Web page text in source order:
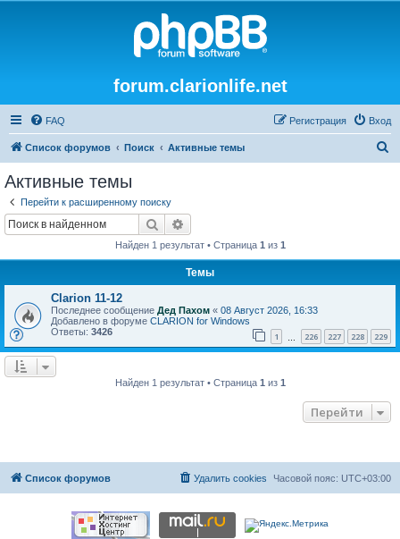
forum.clarionlife.net
FAQ Вход
Регистрация
Список форумов Поиск Активные темы
Активные темы
Перейти к расширенному поиску
Поиск
Найден 1 результат • Страница 1 из 1
Темы
Clarion 11-12
Последнее сообщение Дед Пахом « 08 Август 2026, 16:33
Добавлено в форуме CLARION for Windows
Ответы: 3426 1 226 227 228 229
Найден 1 результат • Страница 1 из 1
Перейти
Список форумов Часовой пояс: UTC+03:00
Удалить cookies